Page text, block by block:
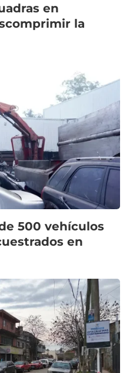
en
la
500 vehículos
en